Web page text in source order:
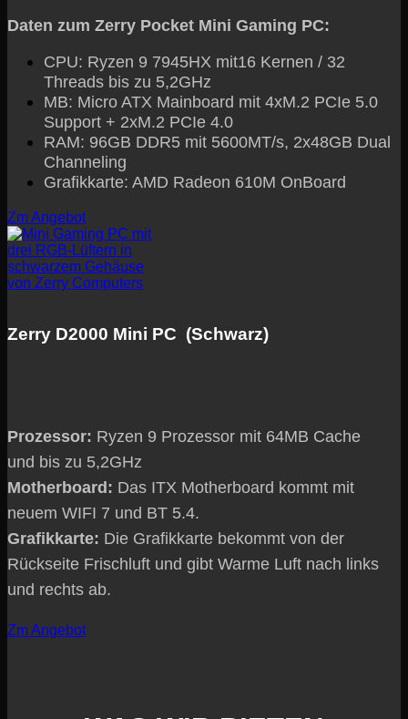
Daten zum Zerry Pocket Mini Gaming PC:
CPU: Ryzen 9 7945HX mit16 Kernen / 32
Threads bis zu 5,2GHz
MB: Micro ATX Mainboard mit 4xM.2 PCIe 5.0
Support + 2xM.2 PCIe 4.0
RAM: 96GB DDR5 mit 5600MT/s, 2x48GB Dual
Channeling
Grafikkarte: AMD Radeon 610M OnBoard
Zm Angebot
Zerry D2000 Mini PC (Schwarz)
Prozessor: Ryzen 9 Prozessor mit 64MB Cache
und bis zu 5,2GHz
Motherboard: Das ITX Motherboard kommt mit
neuem WIFI 7 und BT 5.4.
Grafikkarte: Die Grafikkarte bekommt von der
Rückseite Frischluft und gibt Warme Luft nach links
und rechts ab.
Zm Angebot